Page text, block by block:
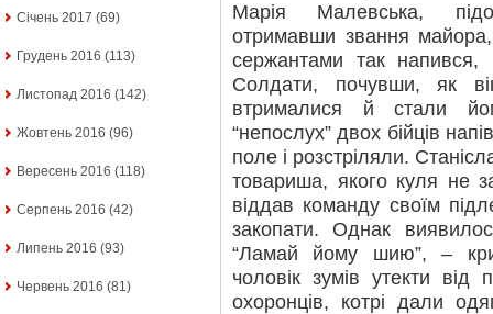
Січень 2017 (69)
Грудень 2016 (113)
Листопад 2016 (142)
Жовтень 2016 (96)
Вересень 2016 (118)
Серпень 2016 (42)
Липень 2016 (93)
Червень 2016 (81)
Марія Малевська,
отримавши звання
сержантами так
Солдати, почувши, як
втрималися й стали
“непослух” двох бійців
поле і розстріляли.
товариша, якого куля не
віддав команду своїм
закопати. Однак
“Ламай йому шию”, –
чоловік зумів утекти від
охоронців, котрі дали